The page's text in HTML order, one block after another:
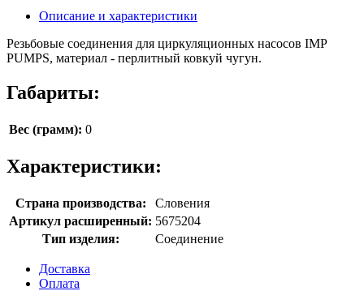
Описание и характеристики
Резьбовые соединения для циркуляционных насосов IMP
PUMPS, материал - перлитный ковкуй чугун.
Габариты:
Вес (грамм): 0
Характеристики:
Страна производства:
Словения
Артикул расширенный: 5675204
Тип изделия:
Соединение
Доставка
Оплата